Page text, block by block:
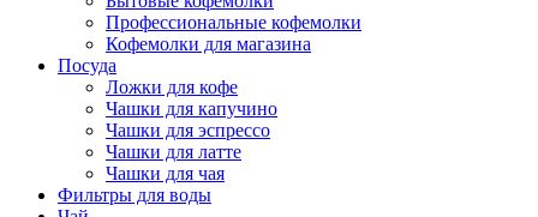
Профессиональные кофемолки
Кофемолки для магазина
Посуда
Ложки для кофе
Чашки для капучино
Чашки для эспрессо
Чашки для латте
Чашки для чая
Фильтры для воды